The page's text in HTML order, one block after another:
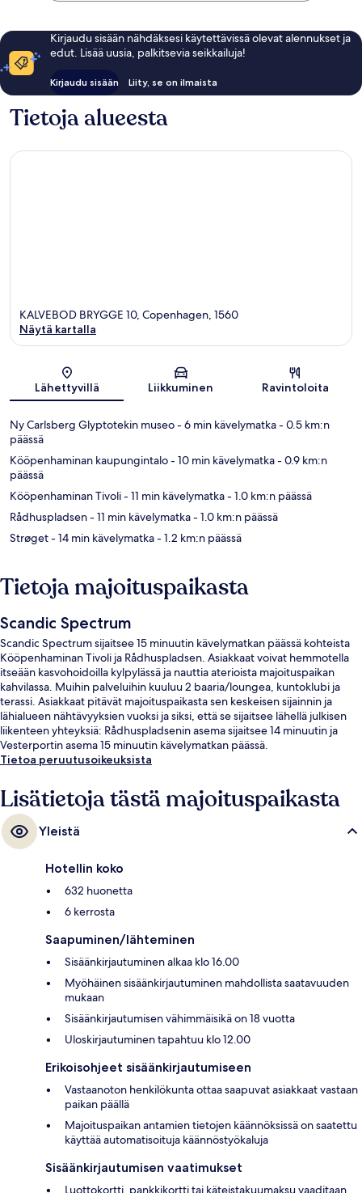
Kirjaudu sisään nähdäksesi käytettävissä olevat alennukset ja
edut. Lisää uusia, palkitsevia seikkailuja!
Kirjaudu sisään Liity, se on ilmaista
Tietoja alueesta
Kartta
KALVEBOD BRYGGE 10, Copenhagen, 1560
Näytä kartalla
Lähettyvillä Liikkuminen Ravintoloita
Ny Carlsberg Glyptotekin museo- 6 min kävelymatka- 0.5 km:n
päässä
Kööpenhaminan kaupungintalo- 10 min kävelymatka- 0.9 km:n
päässä
Kööpenhaminan Tivoli- 11 min kävelymatka- 1.0 km:n päässä
Rådhuspladsen- 11 min kävelymatka- 1.0 km:n päässä
Strøget- 14 min kävelymatka- 1.2 km:n päässä
Tietoja majoituspaikasta
Scandic Spectrum
Scandic Spectrum sijaitsee 15 minuutin kävelymatkan päässä kohteista
Kööpenhaminan Tivoli ja Rådhuspladsen. Asiakkaat voivat hemmotella
itseään kasvohoidoilla kylpylässä ja nauttia aterioista majoituspaikan
kahvilassa. Muihin palveluihin kuuluu 2 baaria/loungea, kuntoklubi ja
terassi. Asiakkaat pitävät majoituspaikasta sen keskeisen sijainnin ja
lähialueen nähtävyyksien vuoksi ja siksi, että se sijaitsee lähellä julkisen
liikenteen yhteyksiä: Rådhuspladsenin asema sijaitsee 14 minuutin ja
Vesterportin asema 15 minuutin kävelymatkan päässä.
Tietoa peruutusoikeuksista
Lisätietoja tästä majoituspaikasta
Yleistä
Hotellin koko
632 huonetta
6 kerrosta
Saapuminen/lähteminen
Sisäänkirjautuminen alkaa klo 16.00
Myöhäinen sisäänkirjautuminen mahdollista saatavuuden
mukaan
Sisäänkirjautumisen vähimmäisikä on 18 vuotta
Uloskirjautuminen tapahtuu klo 12.00
Erikoisohjeet sisäänkirjautumiseen
Vastaanoton henkilökunta ottaa saapuvat asiakkaat vastaan
paikan päällä
Majoituspaikan antamien tietojen käännöksissä on saatettu
käyttää automatisoituja käännöstyökaluja
Sisäänkirjautumisen vaatimukset
Luottokortti, pankkikortti tai käteistakuumaksu vaaditaan